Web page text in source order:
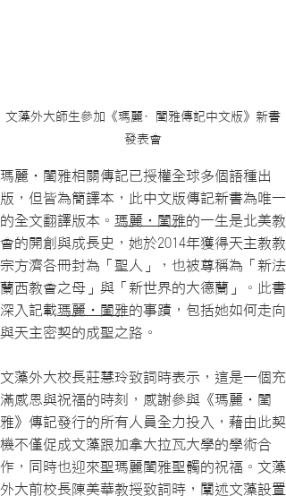
文藻外大師生參加《瑪麗·閨雅傳記中文版》新書
發表會
瑪麗‧閨雅相關傳記已授權全球多個語種出
版，但皆為簡譯本，此中文版傳記新書為唯一
的全文翻譯版本。 瑪麗‧閨雅的一生是北美教
會的開創與成長史，她於2014年獲得天主教教
宗方濟各冊封為「聖人」，也被尊稱為「新法
蘭西教會之母」與「新世界的大德蘭」。此書
深入記載瑪麗‧閨雅的事蹟，包括她如何走向
與天主密契的成聖之路。
文藻外大校長莊慧玲致詞時表示，這是一個充
滿感恩與祝福的時刻，感謝參與《瑪麗‧閨
雅》傳記發行的所有人員全力投入，藉由此契
機不僅促成文藻跟加拿大拉瓦大學的學術合
作，同時也迎來聖瑪麗閨雅聖髑的祝福。文藻
外大前校長陳美華教授致詞時，闡述文藻設置